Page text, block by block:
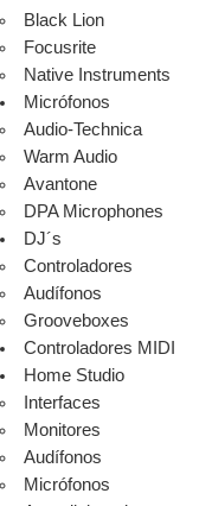
Black Lion
Focusrite
Native Instruments
Micrófonos
Audio-Technica
Warm Audio
Avantone
DPA Microphones
DJ´s
Controladores
Audífonos
Grooveboxes
Controladores MIDI
Home Studio
Interfaces
Monitores
Audífonos
Micrófonos